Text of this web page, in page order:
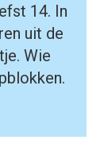
14. In
uit de
Wie